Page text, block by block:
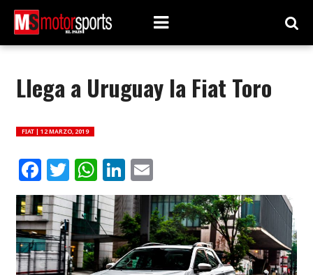
Llega a Uruguay la Fiat Toro
FIAT | 12 MARZO, 2019
Facebook
Twitter
WhatsApp
LinkedIn
Email